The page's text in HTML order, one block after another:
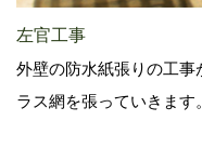
左官工事
外壁の防水紙張りの工
ラス網を張っていきます。